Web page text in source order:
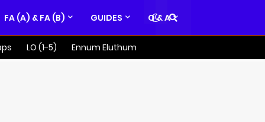
FA (A) & FA (B) GUIDES Q & A
LO (1-5)
Ennum Eluthum